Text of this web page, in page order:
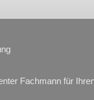
Fachmann für